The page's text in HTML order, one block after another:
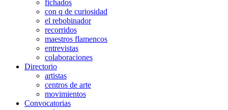
fichados
con q de curiosidad
el rebobinador
recorridos
maestros flamencos
entrevistas
colaboraciones
Directorio
artistas
centros de arte
movimientos
Convocatorias